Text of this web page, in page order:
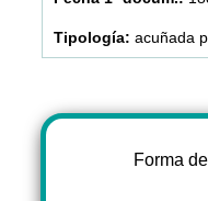
acuñada
Forma